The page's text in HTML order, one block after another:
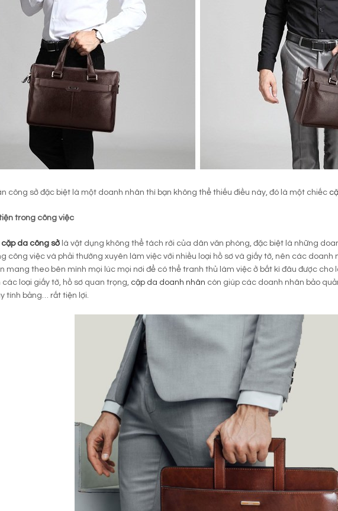
công sở đặc biệt là một doanh nhân thì bạn không thể thiếu điều này, đó là một chiếc
trong công việc
cặp da công sở là vật dụng không thể tách rời của dân văn phòng, đặc biệt là những
công việc và phải thường xuyên làm việc với nhiều loại hồ sơ và giấy tờ, nên các
mang theo bên mình mọi lúc mọi nơi để có thể tranh thủ làm việc ở bất kì đâu được cho
các loại giấy tờ, hồ sơ quan trọng, cặp da doanh nhân còn giúp các doanh nhân bảo
tính bảng… rất tiện lợi.